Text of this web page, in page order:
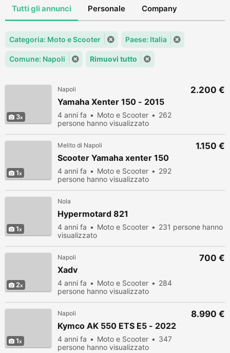
Tutti gli annunci Personale Company
Categoria: Moto e Scooter Paese: Italia
Comune: Napoli Rimuovi tutto
3
Napoli
Yamaha Xenter 150 - 2015
4 anni fa Moto e Scooter
262
persone hanno visualizzato
2.200 €
1
Melito di Napoli
Scooter Yamaha xenter 150
4 anni fa Moto e Scooter
292
persone hanno visualizzato
1.150 €
1
Nola
Hypermotard 821
4 anni fa Moto e Scooter
231 persone hanno
visualizzato
2
Napoli
Xadv
4 anni fa Moto e Scooter
284
persone hanno visualizzato
700 €
1
Napoli
Kymco AK 550 ETS E5 - 2022
4 anni fa Moto e Scooter
347
persone hanno visualizzato
8.990 €